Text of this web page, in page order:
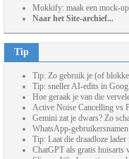
Mokkify: maak een mock-
Naar het Site-archief...
Tip
Tip: Zo gebruik je (of
Tip: sneller AI-edits in
Hoe geraak je van die
Active Noise Cancelling vs
Gemini zat je dwars? Zo
WhatsApp-
Tip: Laat die draadloze
ChatGPT als gratis huisarts